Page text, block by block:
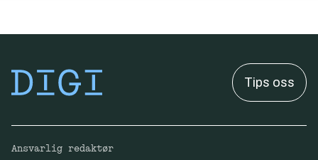
Tips oss
Ansvarlig redaktør